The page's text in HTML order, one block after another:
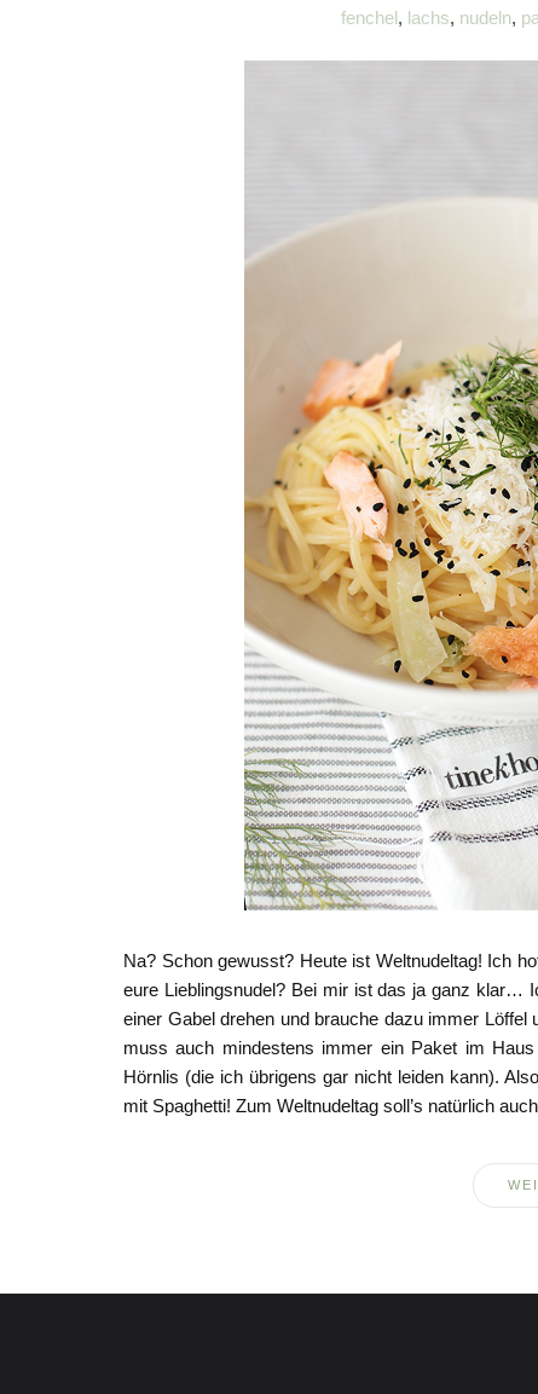
fenchel, lachs, nudeln,
Na? Schon gewusst? Heute ist Weltnudeltag! Ich
eure Lieblingsnudel? Bei mir ist das ja ganz klar…
einer Gabel drehen und brauche dazu immer
muss auch mindestens immer ein Paket im
Hörnlis (die ich übrigens gar nicht leiden kann).
mit Spaghetti! Zum Weltnudeltag soll’s natürlich